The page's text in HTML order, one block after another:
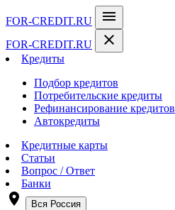
FOR-CREDIT.RU menu
FOR-CREDIT.RU close
Кредиты
Подбор кредитов
Потребительские кредиты
Рефинансирование кредитов
Автокредиты
Кредитные карты
Статьи
Вопрос / Ответ
Банки
room Вся Россия